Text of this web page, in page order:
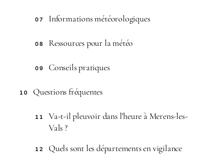
07 Informations météorologiques
08 Ressources pour la météo
09 Conseils pratiques
10 Questions fréquentes
11
Va-t-il pleuvoir dans l’heure à Merens-les-
Vals ?
12
Quels sont les départements en vigilance